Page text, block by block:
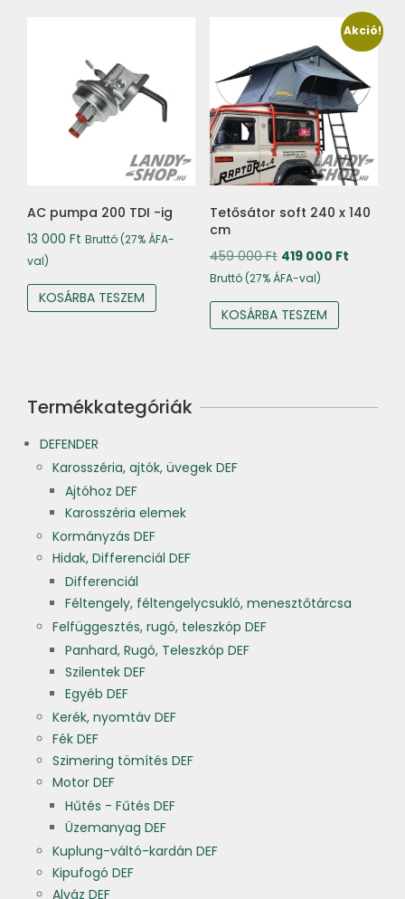
AC pumpa 200 TDI -ig
13 000 Ft Bruttó (27% ÁFA-
val)
KOSÁRBA TESZEM
Akció!
Tetősátor soft 240 x 140
cm
459 000Ft Original
price
was:
459
419 000 FtCurrent
Bruttó (27% ÁFA-val)
KOSÁRBA TESZEM
Termékkategóriák
DEFENDER
Karosszéria, ajtók, üvegek DEF
Ajtóhoz DEF
Karosszéria elemek
Kormányzás DEF
Hidak, Differenciál DEF
Differenciál
Féltengely, féltengelycsukló, menesztőtárcsa
Felfüggesztés, rugó, teleszkóp DEF
Panhard, Rugó, Teleszkóp DEF
Szilentek DEF
Egyéb DEF
Kerék, nyomtáv DEF
Fék DEF
Szimering tömítés DEF
Motor DEF
Hűtés - Fűtés DEF
Üzemanyag DEF
Kuplung-váltó-kardán DEF
Kipufogó DEF
Alváz DEF